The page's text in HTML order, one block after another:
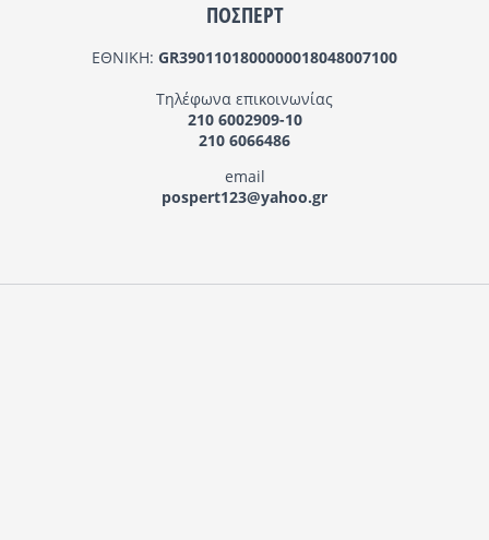
ΠΟΣΠΕΡΤ
ΕΘΝΙΚΗ: GR3901101800000018048007100
Τηλέφωνα επικοινωνίας
210 6002909-10
210 6066486
email
pospert123@yahoo.gr